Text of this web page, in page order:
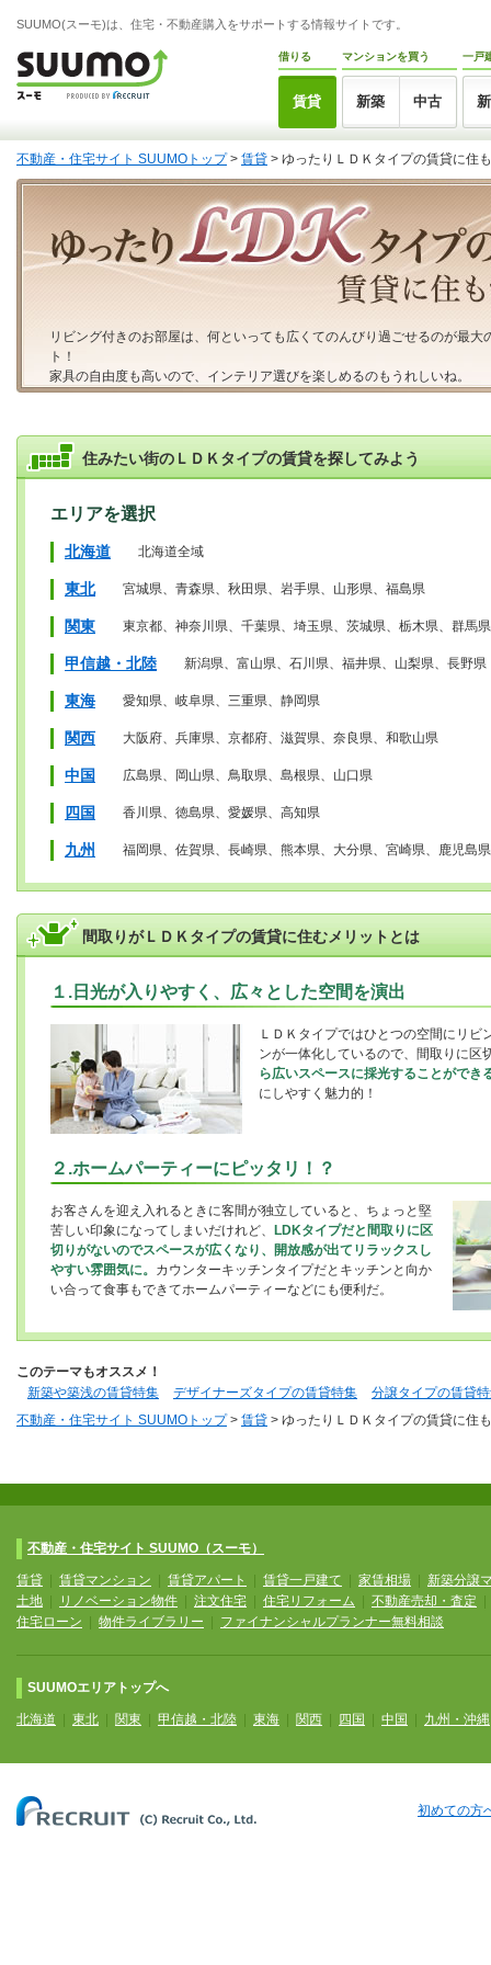
SUUMO(スーモ)は、住宅・不動産購入をサポートする情報サイトです。
借りる
賃貸
マンションを買う
新築 中古
一戸
不動産・住宅サイト SUUMOトップ> 賃貸 > ゆったりＬＤＫタイプの賃貸に住
リビング付きのお部屋は、何といっても広くてのんびり過ごせるのが最大
ト！
家具の自由度も高いので、インテリア選びを楽しめるのもうれしいね。
住みたい街のＬＤＫタイプの賃貸を探してみよう
エリアを選択
北海道 北海道全域
東北 宮城県、青森県、秋田県、岩手県、山形県、福島県
関東 東京都、神奈川県、千葉県、埼玉県、茨城県、栃木県、群馬県
甲信越・北陸 新潟県、富山県、石川県、福井県、山梨県、長野県
東海 愛知県、岐阜県、三重県、静岡県
関西 大阪府、兵庫県、京都府、滋賀県、奈良県、和歌山県
中国 広島県、岡山県、鳥取県、島根県、山口県
四国 香川県、徳島県、愛媛県、高知県
九州 福岡県、佐賀県、長崎県、熊本県、大分県、宮崎県、鹿児島
間取りがＬＤＫタイプの賃貸に住むメリットとは
１.日光が入りやすく、広々とした空間を演出
ＬＤＫタイプではひとつの空間にリビ
ンが一体化しているので、間取りに区
ら広いスペースに採光することができ
にしやすく魅力的！
２.ホームパーティーにピッタリ！？
お客さんを迎え入れるときに客間が独立していると、ちょっと堅
苦しい印象になってしまいだけれど、
LDKタイプだと間取りに区
切りがないのでスペースが広くなり、開放感が出てリラックスし
やすい雰囲気に。 カウンターキッチンタイプだとキッチンと向か
い合って食事もできてホームパーティーなどにも便利だ。
このテーマもオススメ！
新築や築浅の賃貸特集
デザイナーズタイプの賃貸特集
分譲タイプの賃貸
不動産・住宅サイト SUUMOトップ> 賃貸 > ゆったりＬＤＫタイプの賃貸に住
不動産・住宅サイト SUUMO（スーモ）
賃貸 賃貸マンション 賃貸アパート 賃貸一戸建て 家賃相場
新築分譲
土地
リノベーション物件 注文住宅 住宅リフォーム 不動産売却・査定
住宅ローン
物件ライブラリー ファイナンシャルプランナー無料相談
SUUMOエリアトップへ
北海道 東北 関東 甲信越・北陸 東海 関西 四国 中国 九州・沖縄
初めての方